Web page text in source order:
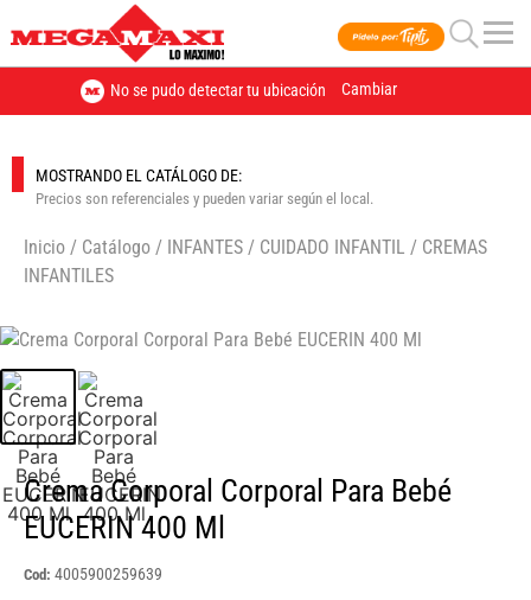
No se pudo detectar tu ubicación Cambiar
MOSTRANDO EL CATÁLOGO DE:
Precios son referenciales y pueden variar según el local.
Inicio / Catálogo / INFANTES / CUIDADO INFANTIL / CREMAS
INFANTILES
Crema Corporal Corporal Para Bebé
EUCERIN 400 Ml
Cod: 4005900259639